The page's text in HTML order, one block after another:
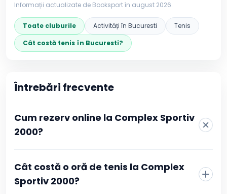
Informații actualizate de Booksport în august 2026.
Toate cluburile Activități în Bucuresti
Tenis
Cât costă tenis în Bucuresti?
Întrebări frecvente
Cum rezerv online la Complex Sportiv
2000?
pagina clubului, fără telefon sau mesaje către recepție.
Alegi sportul, vezi programul actualizat în timp real și
selectezi intervalul orar care îți convine. Confirmarea se
Cât costă o oră de tenis la Complex
Sportiv 2000?